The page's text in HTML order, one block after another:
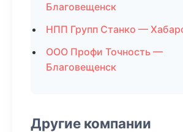
Благовещенск
НПП Групп Станко —
ООО Профи Точность —
Благовещенск
Другие компании